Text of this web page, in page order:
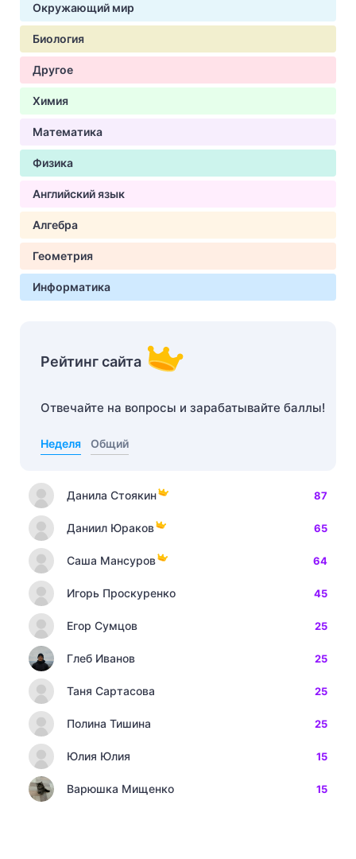
Окружающий мир
Биология
Другое
Химия
Математика
Физика
Английский язык
Алгебра
Геометрия
Информатика
Рейтинг сайта
Отвечайте на вопросы и зарабатывайте баллы!
Неделя Общий
Данила Стоякин 87
Даниил Юраков 65
Саша Мансуров 64
Игорь Проскуренко 45
Егор Сумцов 25
Глеб Иванов 25
Таня Сартасова 25
Полина Тишина 25
Юлия Юлия 15
Варюшка Мищенко 15